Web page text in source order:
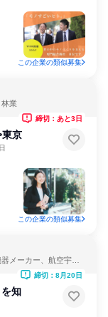
この企業の類似募集
林業
京
締切：あと3日
この企業の類似募集
メーカー、航空宇
知
締切：8月20日